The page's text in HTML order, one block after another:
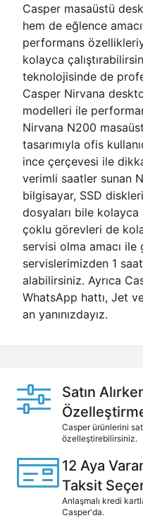
Casper masaüstü
hem de eğlence
performans
kolayca
teknolojisinde de
Casper Nirvana
modelleri ile
Nirvana N200
tasarımıyla ofis
ince çerçevesi ile
verimli saatler sunan
bilgisayar, SSD
dosyaları bile kolayca
çoklu görevleri de
servisi olma amacı
servislerimizden 1
alabilirsiniz. Ayrıca
WhatsApp hattı, Jet
an yanınızdayız.
Satın
Casper ürünlerini
özelleştirebilirsiniz.
12 Aya
Taksit
Anlaşmalı kredi
Casper'da.